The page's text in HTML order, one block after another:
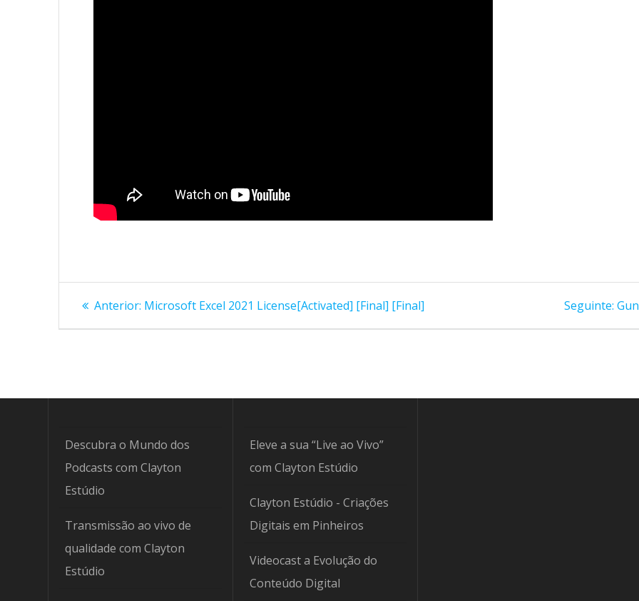
Navegação
de
Anterior: Post
Microsoft Excel 2021 License[Activated] [Final] [Final] Seguinte:
Descubra o Mundo dos
Podcasts com Clayton
Estúdio
Transmissão ao vivo de
qualidade com Clayton
Estúdio
Eleve a sua “Live ao Vivo”
com Clayton Estúdio
Clayton Estúdio - Criações
Digitais em Pinheiros
Videocast a Evolução do
Conteúdo Digital